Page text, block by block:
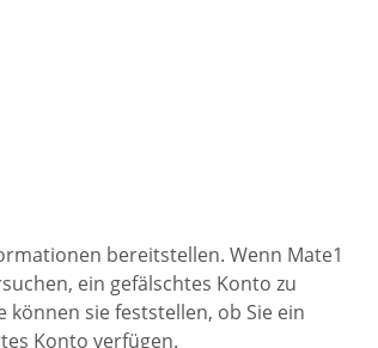
bereitstellen. Wenn Mate1
ein gefälschtes Konto zu
sie feststellen, ob Sie ein
Konto verfügen.